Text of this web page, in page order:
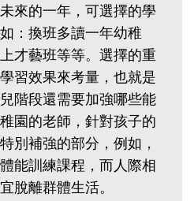
來的一年，可選擇的學
：換班多讀一年幼稚
才藝班等等。選擇的重
習效果來考量，也就是
階段還需要加強哪些能
園的老師，針對孩子的
別補強的部分，例如，
能訓練課程，而人際相
脫離群體生活。